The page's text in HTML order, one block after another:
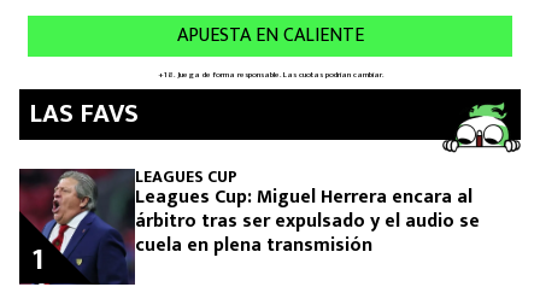
LAS FAVS
LEAGUES CUP
Leagues Cup: Miguel Herrera encara al
árbitro tras ser expulsado y el audio se
cuela en plena transmisión
1